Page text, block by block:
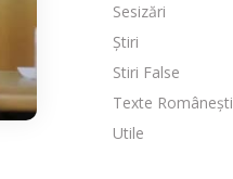
Sesizări
Știri
Stiri False
Texte Românești
Utile